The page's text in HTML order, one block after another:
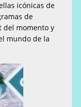
icónicas de
de
del momento y
mundo de la